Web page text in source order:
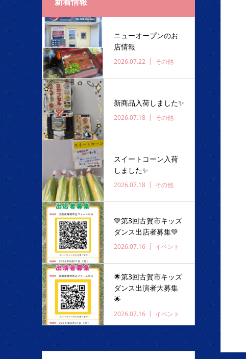
ニューオープンのお
店情報
2026.07.22 その他
新商品入荷しました✨️
2026.07.18 その他
スイートコーン入荷
しました✨️
2026.07.18 その他
💚第3回古賀市キッズ
ダンス出店者募集💚
2026.07.16 イベント
🌟第3回古賀市キッズ
ダンス出演者大募集
🌟
2026.07.16 イベント